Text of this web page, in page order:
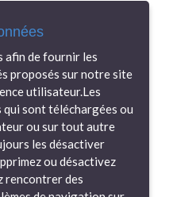
afin de fournir les
proposés sur notre site
utilisateur.Les
qui sont téléchargées ou
ou sur tout autre
les désactiver
ou désactivez
rencontrer des